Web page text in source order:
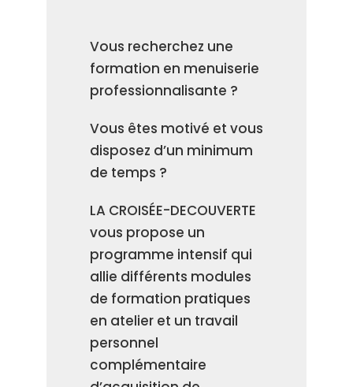
Vous recherchez une
formation en menuiserie
professionnalisante ?
Vous êtes motivé et vous
disposez d’un minimum
de temps ?
LA CROISÉE-DECOUVERTE
vous propose un
programme intensif qui
allie différents modules
de formation pratiques
en atelier et un travail
personnel
complémentaire